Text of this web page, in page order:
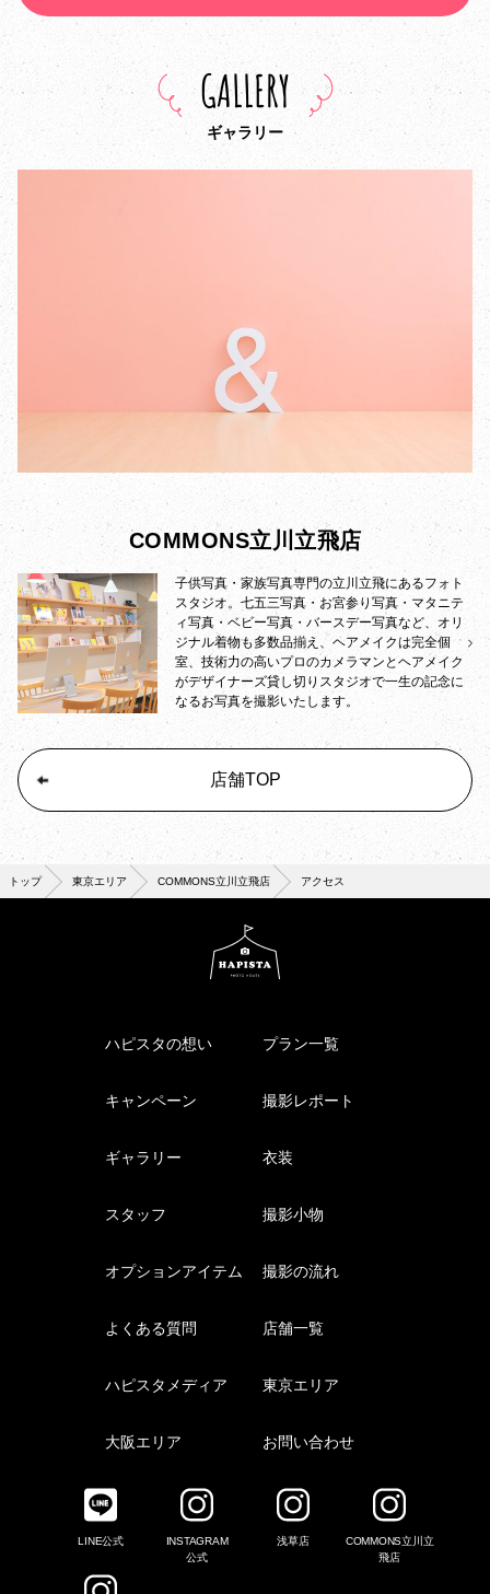
GALLERY
ギャラリー
COMMONS立川立飛店
子供写真・家族写真専門の立川立飛にあるフォト
スタジオ。七五三写真・お宮参り写真・マタニテ
ィ写真・ベビー写真・バースデー写真など、オリ
ジナル着物も多数品揃え、ヘアメイクは完全個
室、技術力の高いプロのカメラマンとヘアメイク
がデザイナーズ貸し切りスタジオで一生の記念に
なるお写真を撮影いたします。
店舗TOP
トップ 東京エリア COMMONS立川立飛店 アクセス
ハピスタの想い プラン一覧
キャンペーン 撮影レポート
ギャラリー 衣装
スタッフ 撮影小物
オプションアイテム 撮影の流れ
よくある質問 店舗一覧
ハピスタメディア 東京エリア
大阪エリア お問い合わせ
LINE公式
INSTAGRAM
公式
浅草店
COMMONS立川立
飛店